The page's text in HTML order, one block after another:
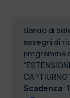
Bando di
assegni di
programma
Scadenza: